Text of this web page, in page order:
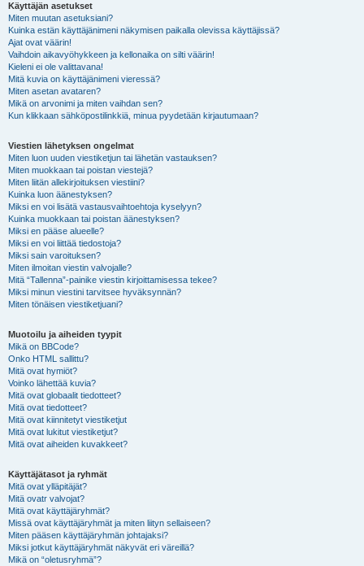
Käyttäjän asetukset
Miten muutan asetuksiani?
Kuinka estän käyttäjänimeni näkymisen paikalla olevissa käyttäjissä?
Ajat ovat väärin!
Vaihdoin aikavyöhykkeen ja kellonaika on silti väärin!
Kieleni ei ole valittavana!
Mitä kuvia on käyttäjänimeni vieressä?
Miten asetan avataren?
Mikä on arvonimi ja miten vaihdan sen?
Kun klikkaan sähköpostilinkkiä, minua pyydetään kirjautumaan?
Viestien lähetyksen ongelmat
Miten luon uuden viestiketjun tai lähetän vastauksen?
Miten muokkaan tai poistan viestejä?
Miten liitän allekirjoituksen viestiini?
Kuinka luon äänestyksen?
Miksi en voi lisätä vastausvaihtoehtoja kyselyyn?
Kuinka muokkaan tai poistan äänestyksen?
Miksi en pääse alueelle?
Miksi en voi liittää tiedostoja?
Miksi sain varoituksen?
Miten ilmoitan viestin valvojalle?
Mitä “Tallenna”-painike viestin kirjoittamisessa tekee?
Miksi minun viestini tarvitsee hyväksynnän?
Miten tönäisen viestiketjuani?
Muotoilu ja aiheiden tyypit
Mikä on BBCode?
Onko HTML sallittu?
Mitä ovat hymiöt?
Voinko lähettää kuvia?
Mitä ovat globaalit tiedotteet?
Mitä ovat tiedotteet?
Mitä ovat kiinnitetyt viestiketjut
Mitä ovat lukitut viestiketjut?
Mitä ovat aiheiden kuvakkeet?
Käyttäjätasot ja ryhmät
Mitä ovat ylläpitäjät?
Mitä ovatr valvojat?
Mitä ovat käyttäjäryhmät?
Missä ovat käyttäjäryhmät ja miten liityn sellaiseen?
Miten pääsen käyttäjäryhmän johtajaksi?
Miksi jotkut käyttäjäryhmät näkyvät eri väreillä?
Mikä on “oletusryhmä”?